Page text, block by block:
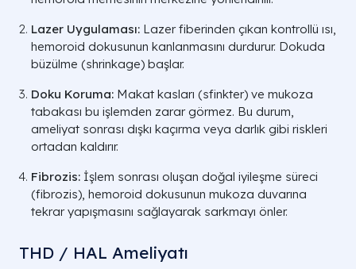
Lazer Uygulaması: Lazer fiberinden çıkan kontrollü ısı,
hemoroid dokusunun kanlanmasını durdurur. Dokuda
büzülme (shrinkage) başlar.
Doku Koruma: Makat kasları (sfinkter) ve mukoza
tabakası bu işlemden zarar görmez. Bu durum,
ameliyat sonrası dışkı kaçırma veya darlık gibi riskleri
ortadan kaldırır.
Fibrozis: İşlem sonrası oluşan doğal iyileşme süreci
(fibrozis), hemoroid dokusunun mukoza duvarına
tekrar yapışmasını sağlayarak sarkmayı önler.
THD / HAL Ameliyatı